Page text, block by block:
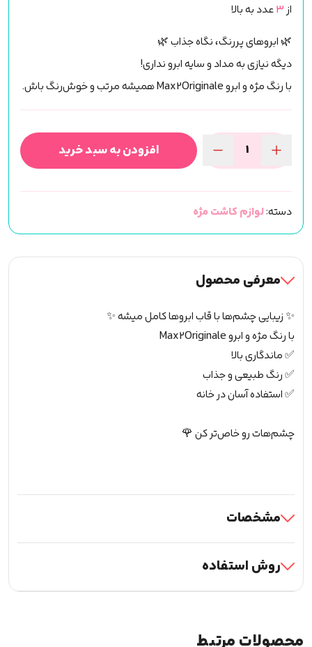
از 3عدد به بالا
🌿 ابروهای پررنگ، نگاه جذاب 🌿
دیگه نیازی به مداد و سایه ابرو نداری!
با رنگ مژه و ابرو Max2Originale همیشه مرتب و خوش‌رنگ باش.
رنگ
ابرو
(MAX2)
عدد
افزودن به سبد خرید
دسته:لوازم کاشت مژه
معرفی محصول
✨ زیبایی چشم‌ها با قاب ابروها کامل میشه ✨
با رنگ مژه و ابرو Max2Originale
✅ ماندگاری بالا
✅ رنگ طبیعی و جذاب
✅ استفاده آسان در خانه
چشم‌هات رو خاص‌تر کن 🌹
مشخصات
روش استفاده
محصولات مرتبط